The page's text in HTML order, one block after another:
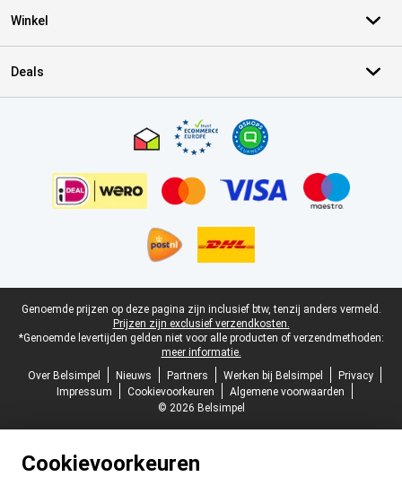
Winkel
Deals
Juridische voettekst
Genoemde prijzen op deze pagina zijn inclusief btw, tenzij anders vermeld.
Prijzen zijn exclusief verzendkosten.
*Genoemde levertijden gelden niet voor alle producten of verzendmethoden:
meer informatie.
Over Belsimpel
Nieuws Partners Werken bij Belsimpel
Privacy
Impressum
Cookievoorkeuren
Algemene voorwaarden
© 2026 Belsimpel
Cookievoorkeuren